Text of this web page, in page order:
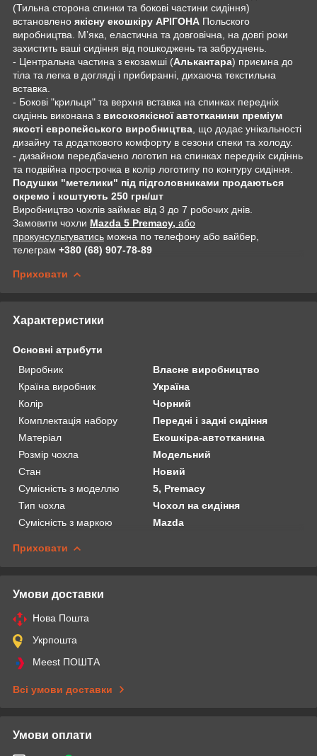
(Тильна сторона спинки та бокові частини сидіння)
встановлено якісну екошкіру АРІГОНА Польского
виробництва. Мʼяка, еластична та довговічна, на довгі роки
захистить ваші сидіння від пошкоджень та забруднень.
- Центральна частина з екозамші (Алькантара) приємна до
тіла та легка в догляді і прибиранні, дихаюча текстильна
вставка.
- Бокові "крильця" та верхня вставка на спинках передніх
сидіннь виконана з високоякісної автотканини преміум
якості европейського виробництва , що додає унікальності
дизайну та додаткового комфорту в сезони спеки та холоду.
- дизайном передбачено логотип на спинках передніх сидіннь
та подвійна прострочка в колір логотипу по контуру сидіння.
Подушки "метелики" під підголовниками продаються
окремо і коштують 250 грн/шт
Виробництво чохлів займає від 3 до 7 робочих днів.
Замовити чохли Mazda 5 Premacy, або
прокунсультуватись можна по телефону або вайбер,
телеграм +380 (68) 907-78-89
Приховати
Характеристики
Основні атрибути
Виробник
Власне виробництво
Країна виробник
Україна
Колір
Чорний
Комплектація набору
Передні і задні сидіння
Матеріал
Екошкіра-автотканина
Розмір чохла
Модельний
Стан
Новий
Сумісність з моделлю
5, Premacy
Тип чохла
Чохол на сидіння
Сумісність з маркою
Mazda
Приховати
Умови доставки
Нова Пошта
Укрпошта
Meest ПОШТА
Всі умови доставки
Умови оплати